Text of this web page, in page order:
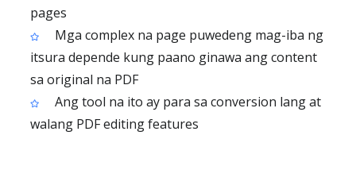
pages
Mga complex na page puwedeng mag-iba ng
itsura depende kung paano ginawa ang content
sa original na PDF
Ang tool na ito ay para sa conversion lang at
walang PDF editing features